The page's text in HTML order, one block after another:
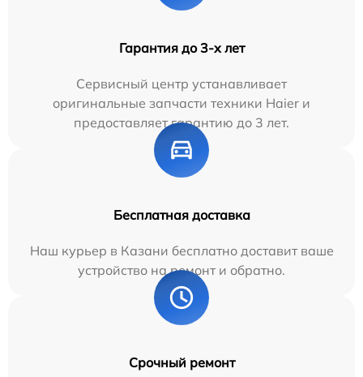
Гарантия до 3-х лет
Сервисный центр устанавливает
оригинальные запчасти техники Haier и
предоставляет гарантию до 3 лет.
Бесплатная доставка
Наш курьер в Казани бесплатно доставит ваше
устройство на ремонт и обратно.
Срочный ремонт